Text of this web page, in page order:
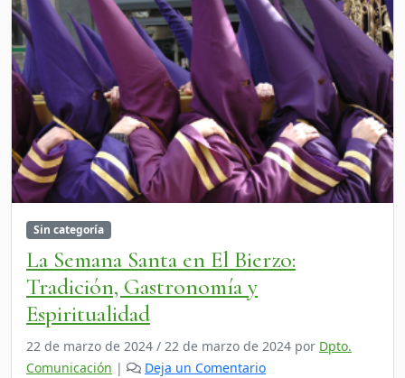
Sin categoría
La Semana Santa en El Bierzo:
Tradición, Gastronomía y
Espiritualidad
22 de marzo de 2024 / 22 de marzo de 2024 por Dpto.
Comunicación | Deja un Comentario